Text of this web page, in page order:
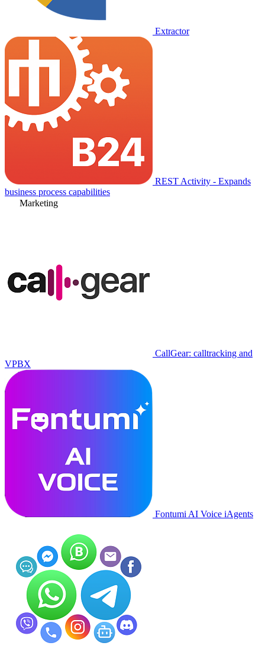
Extractor
REST Activity - Expands
business process capabilities
Marketing
CallGear: calltracking and
VPBX
Fontumi AI Voice iAgents